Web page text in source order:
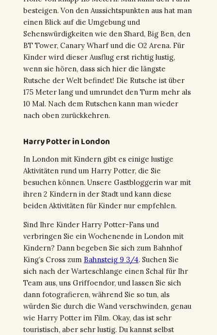
besteigen. Von den Aussichtspunkten aus hat man
einen Blick auf die Umgebung und
Sehenswürdigkeiten wie den Shard, Big Ben, den
BT Tower, Canary Wharf und die O2 Arena. Für
Kinder wird dieser Ausflug erst richtig lustig,
wenn sie hören, dass sich hier die längste
Rutsche der Welt befindet! Die Rutsche ist über
175 Meter lang und umrundet den Turm mehr als
10 Mal. Nach dem Rutschen kann man wieder
nach oben zurückkehren.
Harry Potter in London
In London mit Kindern gibt es einige lustige
Aktivitäten rund um Harry Potter, die Sie
besuchen können. Unsere Gastbloggerin war mit
ihren 2 Kindern in der Stadt und kann diese
beiden Aktivitäten für Kinder nur empfehlen.
Sind Ihre Kinder Harry Potter-Fans und
verbringen Sie ein Wochenende in London mit
Kindern? Dann begeben Sie sich zum Bahnhof
King’s Cross zum Bahnsteig 9 3/4. Suchen Sie
sich nach der Warteschlange einen Schal für Ihr
Team aus, uns Griffoendor, und lassen Sie sich
dann fotografieren, während Sie so tun, als
würden Sie durch die Wand verschwinden, genau
wie Harry Potter im Film. Okay, das ist sehr
touristisch, aber sehr lustig. Du kannst selbst